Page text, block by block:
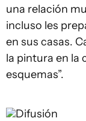
una relación
incluso les
en sus casas.
la pintura en la
esquemas”.
Difusión